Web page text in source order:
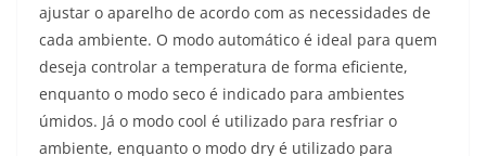
ajustar o aparelho de acordo com as necessidades de
cada ambiente. O modo automático é ideal para quem
deseja controlar a temperatura de forma eficiente,
enquanto o modo seco é indicado para ambientes
úmidos. Já o modo cool é utilizado para resfriar o
ambiente, enquanto o modo dry é utilizado para